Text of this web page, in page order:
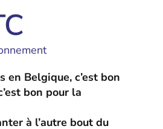
en Belgique, c’est bon
bon pour la
à l’autre bout du